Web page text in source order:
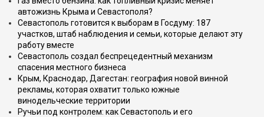
автожизнь Крыма и Севастополя?
Севастополь готовится к выборам в Госдуму: 187
участков, штаб наблюдения и семьи, которые делают эту
работу вместе
Севастополь создал беспрецедентный механизм
спасения местного бизнеса
Крым, Краснодар, Дагестан: география новой винной
рекламы, которая охватит только южные
винодельческие территории
Ручьи под контролем: как Севастополь и его